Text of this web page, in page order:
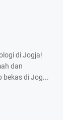
di Jogja!
dan
bekas di Jog...